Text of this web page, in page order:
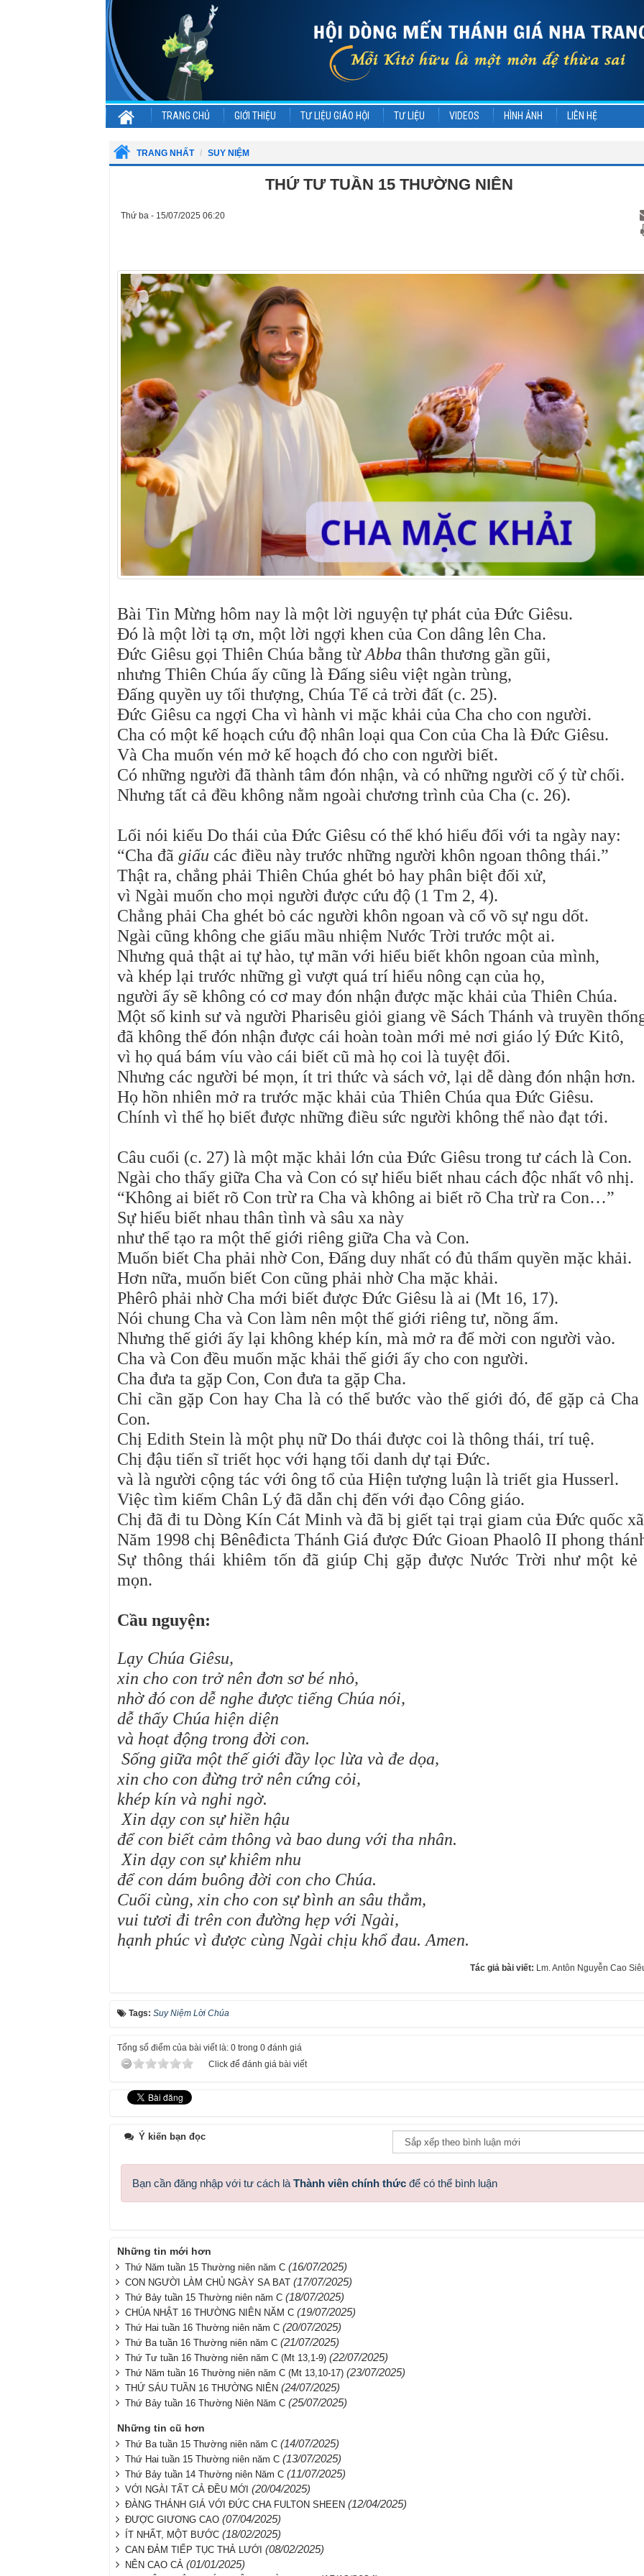
TRANG CHỦ GIỚI THIỆU TƯ LIỆU GIÁO HỘI TƯ LIỆU VIDEOS HÌNH ẢNH LIÊN HỆ
TRANG NHẤT SUY NIỆM
THỨ TƯ TUẦN 15 THƯỜNG NIÊN
Thứ ba - 15/07/2025 06:20
Bài Tin Mừng hôm nay là một lời nguyện tự phát của Đức Giêsu.
Đó là một lời tạ ơn, một lời ngợi khen của Con dâng lên Cha.
Đức Giêsu gọi Thiên Chúa bằng từAbba thân thương gần gũi,
nhưng Thiên Chúa ấy cũng là Đấng siêu việt ngàn trùng,
Đấng quyền uy tối thượng, Chúa Tể cả trời đất (c. 25).
Đức Giêsu ca ngợi Cha vì hành vi mặc khải của Cha cho con người.
Cha có một kế hoạch cứu độ nhân loại qua Con của Cha là Đức Giêsu.
Và Cha muốn vén mở kế hoạch đó cho con người biết.
Có những người đã thành tâm đón nhận, và có những người cố ý từ chối.
Nhưng tất cả đều không nằm ngoài chương trình của Cha (c. 26).
Lối nói kiểu Do thái của Đức Giêsu có thể khó hiểu đối với ta ngày nay:
“Cha đã giấu các điều này trước những người khôn ngoan thông thái.”
Thật ra, chẳng phải Thiên Chúa ghét bỏ hay phân biệt đối xử,
vì Ngài muốn cho mọi người được cứu độ (1 Tm 2, 4).
Chẳng phải Cha ghét bỏ các người khôn ngoan và cổ võ sự ngu dốt.
Ngài cũng không che giấu mầu nhiệm Nước Trời trước một ai.
Nhưng quả thật ai tự hào, tự mãn với hiểu biết khôn ngoan của mình,
và khép lại trước những gì vượt quá trí hiểu nông cạn của họ,
người ấy sẽ không có cơ may đón nhận được mặc khải của Thiên Chúa.
Một số kinh sư và người Pharisêu giỏi giang về Sách Thánh và truyền
đã không thể đón nhận được cái hoàn toàn mới mẻ nơi giáo lý Đức Kitô,
vì họ quá bám víu vào cái biết cũ mà họ coi là tuyệt đối.
Nhưng các người bé mọn, ít tri thức và sách vở, lại dễ dàng đón nhận hơn.
Họ hồn nhiên mở ra trước mặc khải của Thiên Chúa qua Đức Giêsu.
Chính vì thế họ biết được những điều sức người không thể nào đạt tới.
Câu cuối (c. 27) là một mặc khải lớn của Đức Giêsu trong tư cách là Con.
Ngài cho thấy giữa Cha và Con có sự hiểu biết nhau cách độc nhất vô nhị.
“Không ai biết rõ Con trừ ra Cha và không ai biết rõ Cha trừ ra Con…”
Sự hiểu biết nhau thân tình và sâu xa này
như thể tạo ra một thế giới riêng giữa Cha và Con.
Muốn biết Cha phải nhờ Con, Đấng duy nhất có đủ thẩm quyền mặc khải.
Hơn nữa, muốn biết Con cũng phải nhờ Cha mặc khải.
Phêrô phải nhờ Cha mới biết được Đức Giêsu là ai (Mt 16, 17).
Nói chung Cha và Con làm nên một thế giới riêng tư, nồng ấm.
Nhưng thế giới ấy lại không khép kín, mà mở ra để mời con người vào.
Cha và Con đều muốn mặc khải thế giới ấy cho con người.
Cha đưa ta gặp Con, Con đưa ta gặp Cha.
Chỉ cần gặp Con hay Cha là có thể bước vào thế giới đó, để gặp cả Cha
Con.
Chị Edith Stein là một phụ nữ Do thái được coi là thông thái, trí tuệ.
Chị đậu tiến sĩ triết học với hạng tối danh dự tại Đức.
và là người cộng tác với ông tổ của Hiện tượng luận là triết gia Husserl.
Việc tìm kiếm Chân Lý đã dẫn chị đến với đạo Công giáo.
Chị đã đi tu Dòng Kín Cát Minh và đã bị giết tại trại giam của Đức quốc
Năm 1998 chị Bênêđicta Thánh Giá được Đức Gioan Phaolô II phong
Sự thông thái khiêm tốn đã giúp Chị gặp được Nước Trời như một kẻ
mọn.
Cầu nguyện:
Lạy Chúa Giêsu,
xin cho con trở nên đơn sơ bé nhỏ,
nhờ đó con dễ nghe được tiếng Chúa nói,
dễ thấy Chúa hiện diện
và hoạt động trong đời con.
Sống giữa một thế giới đầy lọc lừa và đe dọa,
xin cho con đừng trở nên cứng cỏi,
khép kín và nghi ngờ.
Xin dạy con sự hiền hậu
để con biết cảm thông và bao dung với tha nhân.
Xin dạy con sự khiêm nhu
để con dám buông đời con cho Chúa.
Cuối cùng, xin cho con sự bình an sâu thẳm,
vui tươi đi trên con đường hẹp với Ngài,
hạnh phúc vì được cùng Ngài chịu khổ đau. Amen.
Tác giả bài viết: Lm. Antôn Nguyễn Cao
Tags: Suy Niệm Lời Chúa
Tổng số điểm của bài viết là: 0 trong 0 đánh giá
Click để đánh giá bài viết
Ý kiến bạn đọc
Bạn cần đăng nhập với tư cách là Thành viên chính thức để có thể bình luận
Những tin mới hơn
Thứ Năm tuần 15 Thường niên năm C (16/07/2025)
CON NGƯỜI LÀM CHỦ NGÀY SA BAT (17/07/2025)
Thứ Bảy tuần 15 Thường niên năm C (18/07/2025)
CHÚA NHẬT 16 THƯỜNG NIÊN NĂM C (19/07/2025)
Thứ Hai tuần 16 Thường niên năm C (20/07/2025)
Thứ Ba tuần 16 Thường niên năm C (21/07/2025)
Thứ Tư tuần 16 Thường niên năm C (Mt 13,1-9) (22/07/2025)
Thứ Năm tuần 16 Thường niên năm C (Mt 13,10-17) (23/07/2025)
THỨ SÁU TUẦN 16 THƯỜNG NIÊN (24/07/2025)
Thứ Bảy tuần 16 Thường Niên Năm C (25/07/2025)
Những tin cũ hơn
Thứ Ba tuần 15 Thường niên năm C (14/07/2025)
Thứ Hai tuần 15 Thường niên năm C (13/07/2025)
Thứ Bảy tuần 14 Thường niên Năm C (11/07/2025)
VỚI NGÀI TẤT CẢ ĐỀU MỚI (20/04/2025)
ĐÀNG THÁNH GIÁ VỚI ĐỨC CHA FULTON SHEEN (12/04/2025)
ĐƯỢC GIƯƠNG CAO (07/04/2025)
ÍT NHẤT, MỘT BƯỚC (18/02/2025)
CAN ĐẢM TIẾP TỤC THẢ LƯỚI (08/02/2025)
NÊN CAO CẢ (01/01/2025)